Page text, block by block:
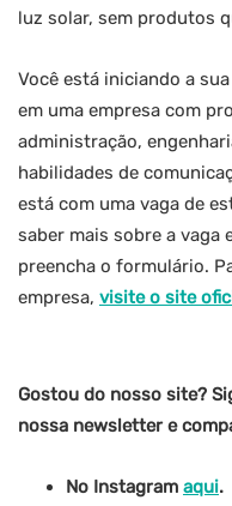
luz solar, sem produtos
Você está iniciando a
em uma empresa com
administração,
habilidades de
está com uma vaga de
saber mais sobre a vaga
preencha o formulário.
empresa, visite o site
Gostou do nosso site?
nossa newsletter e
No Instagram aqui.